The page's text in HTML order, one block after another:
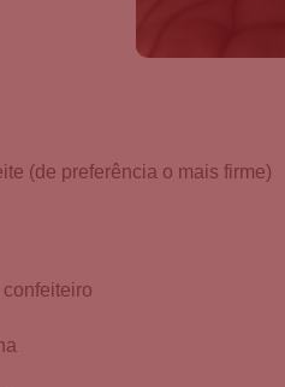
(de preferência o mais firme)